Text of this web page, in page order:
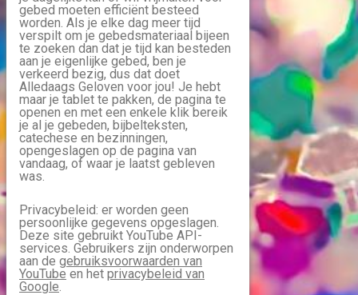
gebed moeten efficiënt besteed
worden. Als je elke dag meer tijd
verspilt om je gebedsmateriaal bijeen
te zoeken dan dat je tijd kan besteden
aan je eigenlijke gebed, ben je
verkeerd bezig, dus dat doet
Alledaags Geloven voor jou! Je hebt
maar je tablet te pakken, de pagina te
openen en met een enkele klik bereik
je al je gebeden, bijbelteksten,
catechese en bezinningen,
opengeslagen op de pagina van
vandaag, of waar je laatst gebleven
was.
Privacybeleid: er worden geen
persoonlijke gegevens opgeslagen.
Deze site gebruikt YouTube API-
services. Gebruikers zijn onderworpen
aan de gebruiksvoorwaarden van
YouTube en het privacybeleid van
Google.